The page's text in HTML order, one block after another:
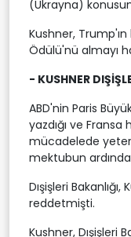
(Ukrayna)
Kushner, Trump'ın
Ödülü'nü almayı
- KUSHNER
ABD'nin Paris
yazdığı ve Fransa
mücadelede
mektubun ardından
Dışişleri
reddetmişti.
Kushner, Dışişleri